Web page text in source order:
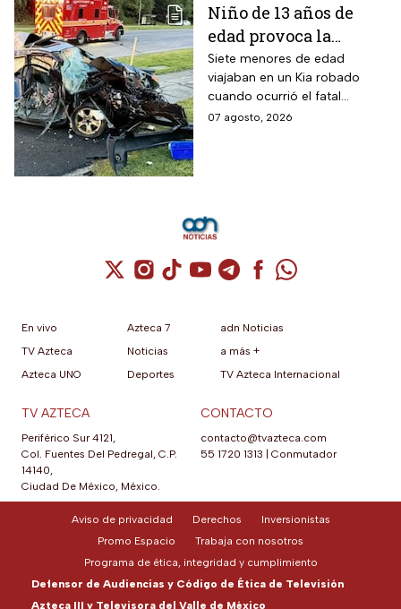
Niño de 13 años de
edad provoca la
muerte un hombre de
58 años y deja 6
lesionados
Siete menores de edad
viajaban en un Kia robado
cuando ocurrió el fatal
accidente en Maryland; la
07 agosto, 2026
Cuenta de X / Twitter (se abre en una
Cuenta de Instagram (se abre en una
Cuenta de TikTok (se abre en
Cuenta de YouTube (se abre
Cuenta de Telegram (se
Cuenta de
Cuenta de
En vivo
TV Azteca
Azteca UNO
Azteca 7
Noticias
Deportes
adn Noticias
a más +
TV Azteca Internacional
TV AZTECA
Periférico Sur 4121,
Col. Fuentes Del Pedregal, C.P.
14140,
Ciudad De México, México.
CONTACTO
contacto@tvazteca.com
55 1720 1313 | Conmutador
Aviso de privacidad Derechos
Inversionistas
Promo Espacio
Trabaja con nosotros
Programa de ética, integridad y cumplimiento
Defensor de Audiencias y Código de Ética de Televisión
Azteca III y Televisora del Valle de México